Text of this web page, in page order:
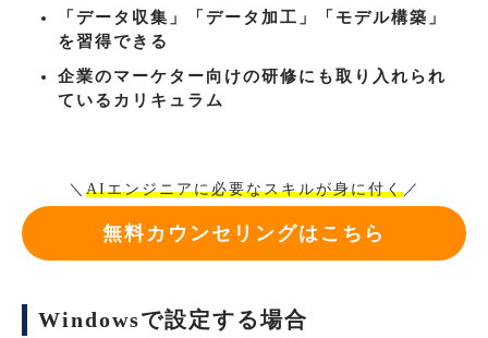
「データ収集」「データ加工」「モデル構築」
を習得できる
企業のマーケター向けの研修にも取り入れられ
ているカリキュラム
＼ AIエンジニアに必要なスキルが身に付く／
無料カウンセリングはこちら
Windowsで設定する場合